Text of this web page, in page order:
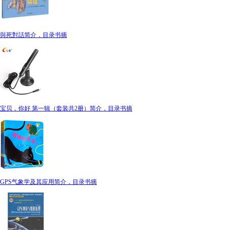
與死對話简介，目录书摘
宝贝，你好 第一辑（套装共2册）简介，目录书摘
GPS气象学及其应用简介，目录书摘